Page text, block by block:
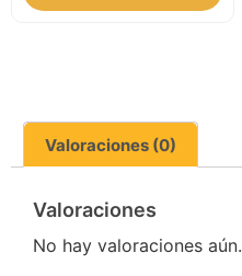
Valoraciones (0)
Valoraciones
No hay valoraciones aún.